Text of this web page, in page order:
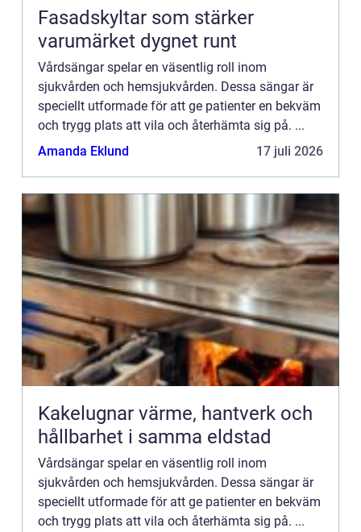
Fasadskyltar som stärker
varumärket dygnet runt
Vårdsängar spelar en väsentlig roll inom
sjukvården och hemsjukvården. Dessa sängar är
speciellt utformade för att ge patienter en bekväm
och trygg plats att vila och återhämta sig på. ...
Amanda Eklund
17 juli 2026
Kakelugnar värme, hantverk och
hållbarhet i samma eldstad
Vårdsängar spelar en väsentlig roll inom
sjukvården och hemsjukvården. Dessa sängar är
speciellt utformade för att ge patienter en bekväm
och trygg plats att vila och återhämta sig på. ...